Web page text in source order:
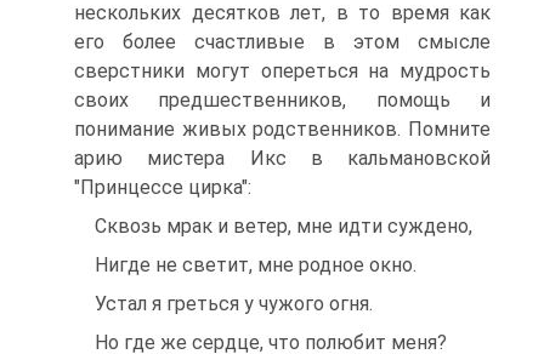
нескольких десятков лет, в то время как
его более счастливые в этом смысле
сверстники могут опереться на мудрость
своих предшественников, помощь и
понимание живых родственников. Помните
арию мистера Икс в кальмановской
"Принцессе цирка":
Сквозь мрак и ветер, мне идти суждено,
Нигде не светит, мне родное окно.
Устал я греться у чужого огня.
Но где же сердце, что полюбит меня?